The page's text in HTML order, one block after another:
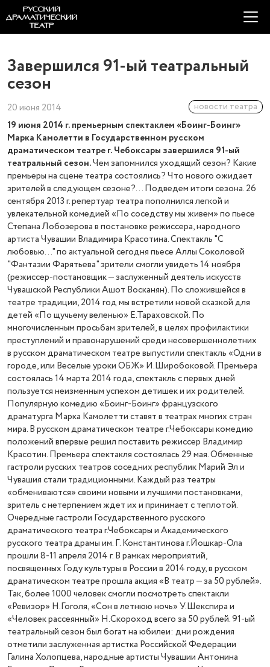
Завершился 91-ый театральный
сезон
20 июня 2014 новости театра
19 июня 2014 г. премьерным спектаклем «Боинг-Боинг»
Марка Камолетти в Государственном русском
драматическом театре г. Чебоксары завершился 91-ый
театральный сезон.Чем запомнился уходящий сезон? Какие
премьеры на сцене театра состоялись? Что нового ожидает
зрителей в следующем сезоне?... Подведем итоги сезона. 26
сентября 2013 г. репертуар театра пополнился легкой и
увлекательной комедией «По соседству мы живем» по пьесе
Степана Лобозерова в постановке режиссера, народного
артиста Чувашии Владимира Красотина. Спектакль "С
любовью..." по актуальной сегодня пьесе Аллы Соколовой
"Фантазии Фарятьева" зрители смогли увидеть 14 ноября
(режиссер-постановщик — заслуженный деятель искусств
Чувашской Республики Ашот Восканян). По сложившейся в
театре традиции, 2014 год мы встретили новой сказкой для
детей «По щучьему веленью» Е.Тараховской. По
многочисленным просьбам зрителей, в целях профилактики
преступлений и правонарушений среди несовершеннолетних
в русском драматическом театре выпустили спектакль «Одни в
городе, или Веселые уроки ОБЖ» И.Широбоковой. Премьера
состоялась 14 марта 2014 года, спектакль с первых дней
пользуется неизменным успехом детишек и их родителей.
Популярную комедию «Боинг-Боинг» французского
драматурга Марка Камолетти ставят в театрах многих стран
мира. В русском драматическом театре г.Чебоксары комедию
положений впервые решил поставить режиссер Владимир
Красотин. Премьера спектакля состоялась 29 мая. Обменные
гастроли русских театров соседних республик Марий Эл и
Чувашия стали традиционными. Каждый раз театры
«обмениваются» своими новыми и лучшими постановками,
зритель с нетерпением ждет их и принимает с теплотой.
Очередные гастроли Государственного русского
драматического театра г.Чебоксары и Академического
русского театра драмы им. Г. Константинова г.Йошкар-Ола
прошли 8-11 апреля 2014 г. В рамках мероприятий,
посвященных Году культуры в России в 2014 году, в русском
драматическом театре прошла акция «В театр — за 50 рублей».
Так, более 1000 человек смогли посмотреть спектакли
«Ревизор» Н.Гоголя, «Сон в летнюю ночь» У.Шекспира и
«Человек рассеянный» Н.Скороход всего за 50 рублей. 91-ый
театральный сезон был богат на юбилеи: дни рождения
отметили заслуженная артистка Российской Федерации
Галина Холопцева, народные артисты Чувашии Антонина